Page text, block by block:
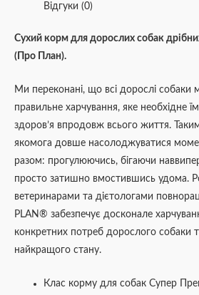
Відгуки (0)
Сухий корм для дорослих собак
(Про План).
Ми переконані, що всі дорослі собаки
правильне харчування, яке необхідне
здоров’я впродовж всього життя.
якомога довше насолоджуватися
разом: прогулюючись, бігаючи
просто затишно вмостившись удома.
ветеринарами та дієтологами
PLAN® забезпечує досконале
конкретних потреб дорослого собаки
найкращого стану.
Клас корму для собак Супер